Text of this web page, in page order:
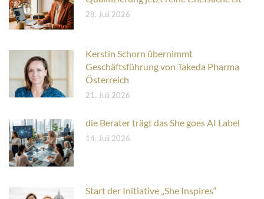
28. Juli 2026
Kerstin Schorn übernimmt
Geschäftsführung von Takeda Pharma
Österreich
21. Juli 2026
die Berater trägt das She goes AI Label
14. Juli 2026
Start der Initiative „She Inspires“